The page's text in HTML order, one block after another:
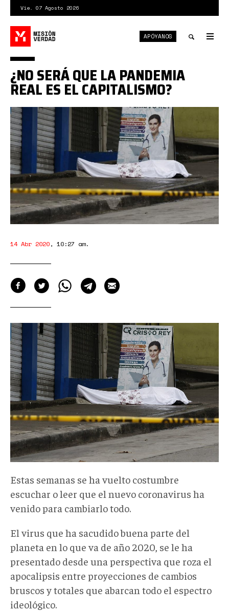
contenido
principal
Vie. 07 Agosto 2026
APÓYANOS
1*WTH41KQIa1N7U5X01-
2xmw.jpeg
¿NO SERÁ QUE LA PANDEMIA
REAL ES EL CAPITALISMO?
14 Abr 2020, 10:27 am.
Estas semanas se ha vuelto costumbre
escuchar o leer que el nuevo coronavirus ha
venido para cambiarlo todo.
El virus que ha sacudido buena parte del
planeta en lo que va de año 2020, se le ha
presentado desde una perspectiva que roza el
apocalipsis entre proyecciones de cambios
bruscos y totales que abarcan todo el espectro
ideológico.